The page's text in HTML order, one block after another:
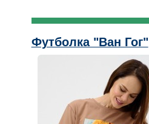
Футболка "Ван Гог"